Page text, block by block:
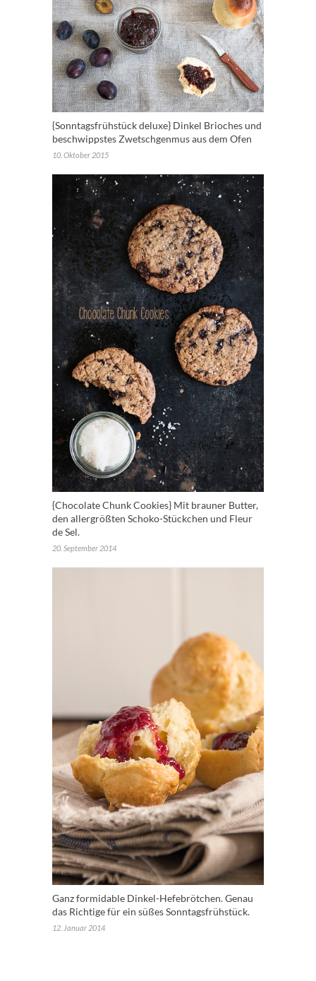
{Sonntagsfrühstück deluxe} Dinkel Brioches und
beschwippstes Zwetschgenmus aus dem Ofen
10. Oktober 2015
{Chocolate Chunk Cookies} Mit brauner Butter,
den allergrößten Schoko-Stückchen und Fleur
de Sel.
20. September 2014
Ganz formidable Dinkel-Hefebrötchen. Genau
das Richtige für ein süßes Sonntagsfrühstück.
12. Januar 2014